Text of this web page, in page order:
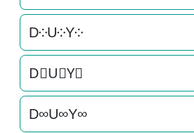
D༶U༶Y༶
D⃕U⃕Y⃕
D∞U∞Y∞